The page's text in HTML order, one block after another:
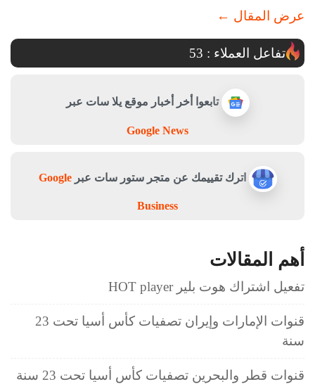
عرض المقال ←
تفاعل العملاء : 53
تابعوا أخر أخبار موقع يلا سات عبر
Google News
اترك تقييمك عن متجر ستور سات عبرGoogle
Business
أهم المقالات
تفعيل اشتراك هوت بلير HOT player
قنوات الإمارات وإيران تصفيات كأس أسيا تحت 23
سنة
قنوات قطر والبحرين تصفيات كأس أسيا تحت 23 سنة